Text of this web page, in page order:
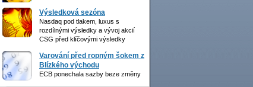
Výsledková sezóna
Nasdaq pod tlakem, luxus s
rozdílnými výsledky a vývoj akcií
CSG před klíčovými výsledky
Varování před ropným šokem z
Blízkého východu
ECB ponechala sazby beze změny